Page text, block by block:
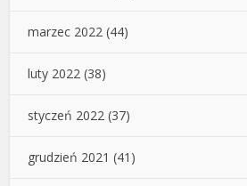
marzec 2022 (44)
luty 2022 (38)
styczeń 2022 (37)
grudzień 2021 (41)